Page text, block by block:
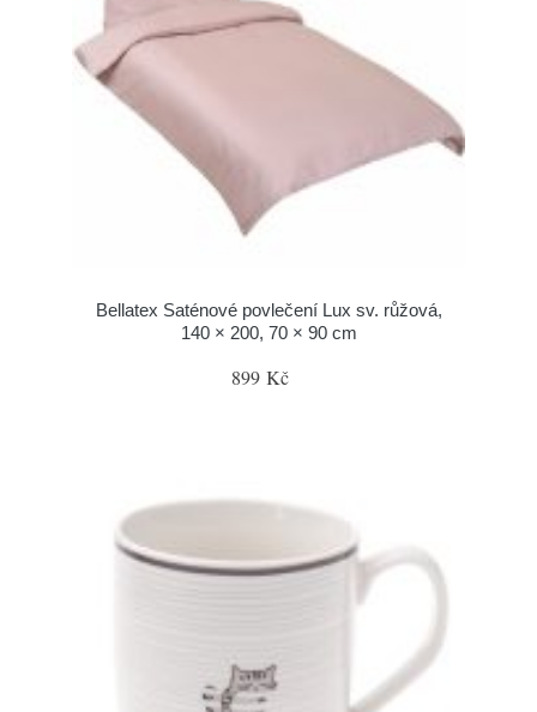
Bellatex Saténové povlečení Lux sv. růžová,
140 × 200, 70 × 90 cm
899 Kč